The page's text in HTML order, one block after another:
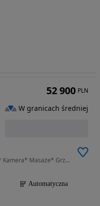
2967 cm3 • 250 KM • FulLed* Distronik* Kamera* Masaże* Grzane-Wentylowane Fotele* LaneAsis
Automatyczna
52 900 PLN
W granicach średniej